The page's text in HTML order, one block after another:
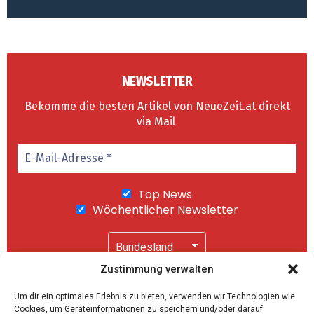
Zustimmung verwalten
Um dir ein optimales Erlebnis zu bieten, verwenden wir Technologien wie
Cookies, um Geräteinformationen zu speichern und/oder darauf
NEWSLETTER
Bekomme die besten Artikel von NeueZeit.at direkt
via Mail.
Top News
Wöchentlicher Newsletter
"Abonnieren" akzeptierst Du unsere